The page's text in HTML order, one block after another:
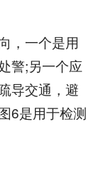
，一个是用
警;另一个应
导交通，避
6是用于检测